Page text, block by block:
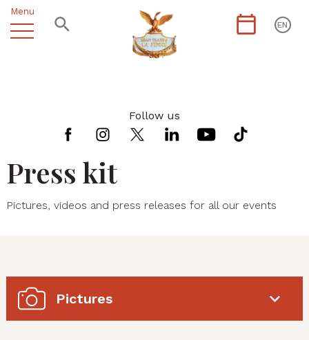
Menu
EN
Follow us
Press kit
Pictures, videos and press releases for all our events
Pictures